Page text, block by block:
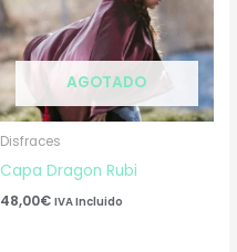
AGOTADO
Disfraces
Capa Dragon Rubi
48,00€ IVA Incluido